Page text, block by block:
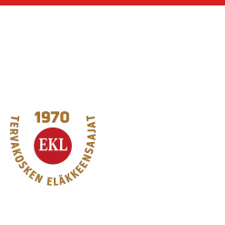
Tervakosken